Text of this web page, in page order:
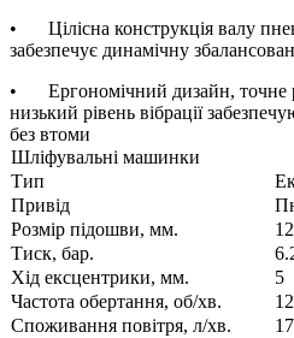
•
Цілісна конструкція валу
забезпечує динамічну
•
Ергономічний дизайн, точне
низький рівень вібрації
без втоми
Шліфувальні машинки
Тип
Привід
Розмір підошви, мм.
Тиск, бар.
Хід ексцентрики, мм.
5
Частота обертання, об/хв.
Споживання повітря, л/хв.